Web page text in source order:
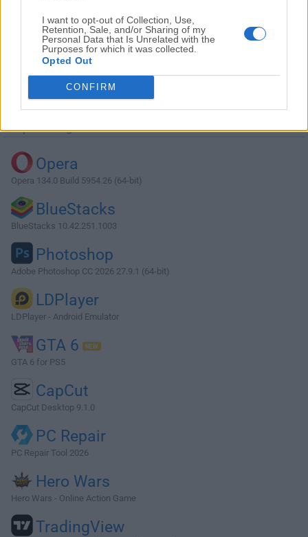
I want to opt-out of Collection, Use,
Retention, Sale, and/or Sharing of my
Personal Data that Is Unrelated with the
Purposes for which it was collected.
Opted Out
CONFIRM
Descargar Balabolka 2.15.0.825
¿Por qué se publica esta aplicación en Filehorse? (
información)
Top Descargas
Opera
Opera 134.0 Build 5954.26 (64-bit)
BlueStacks
BlueStacks 10.42.251.1003
Photoshop
Adobe Photoshop CC 2026 27.9.1 (64-bit)
LDPlayer
LDPlayer - Android Emulator
GTA 6
GTA 6 for PS5
CapCut
CapCut Desktop 9.1.0
PC Repair
PC Repair Tool 2026
Hero Wars
Hero Wars - Online Action Game
TradingView